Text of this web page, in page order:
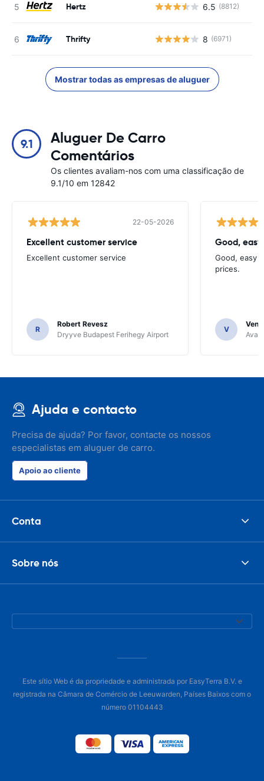
Hertz 6.5 (8812)
Thrifty 8 (6971)
Mostrar todas as empresas de aluguer
9.1
Aluguer De Carro
Comentários
Os clientes avaliam-nos com uma classificação de
9.1/10 em 12842
22-05-2026
Excellent customer service
Excellent customer service
R
Robert Revesz
Dryyve Budapest Ferihegy Airport
Good,
Good, easy
prices.
V
Ajuda e contacto
Precisa de ajuda? Por favor, contacte os nossos
especialistas em aluguer de carro.
Apoio ao cliente
Conta
Sobre nós
Este sítio Web é da propriedade e administrada por EasyTerra B.V. e
registrada na Câmara de Comércio de Leeuwarden, Países Baixos com o
número 01104443